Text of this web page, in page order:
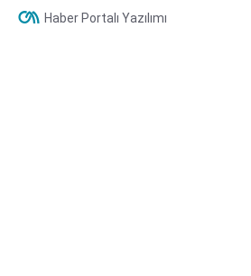
Haber Portalı Yazılımı